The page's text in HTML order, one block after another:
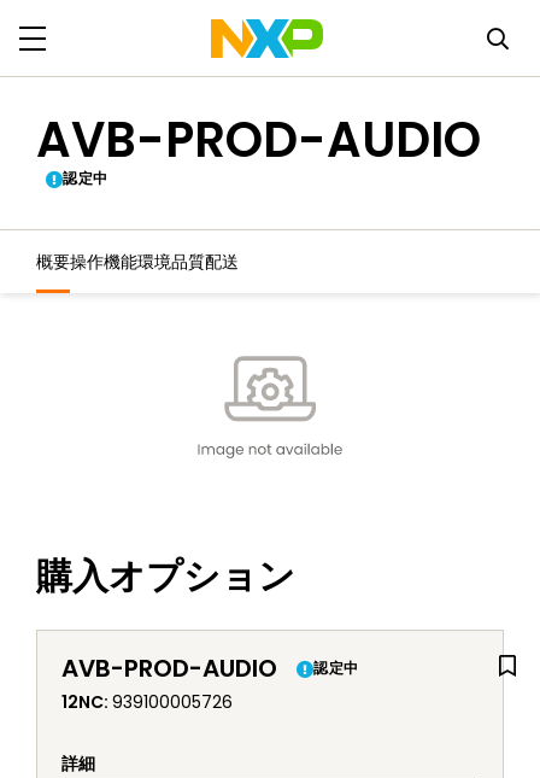
AVB-PROD-AUDIO
認定中
概要操作機能環境品質配送
購入オプション
AVB-PROD-AUDIO 認定中
12NC: 939100005726
詳細